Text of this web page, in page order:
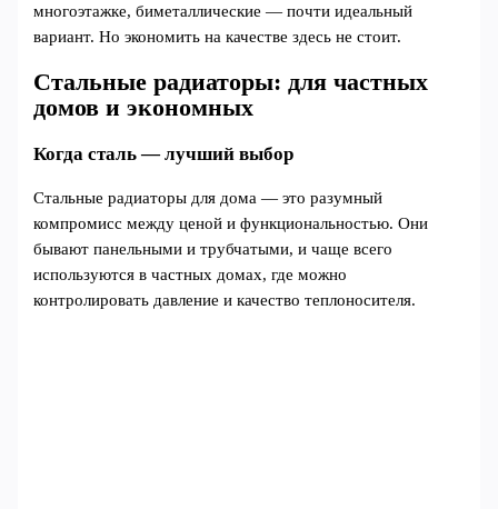
многоэтажке, биметаллические — почти идеальный
вариант. Но экономить на качестве здесь не стоит.
Стальные радиаторы: для частных
домов и экономных
Когда сталь — лучший выбор
Стальные радиаторы для дома — это разумный
компромисс между ценой и функциональностью. Они
бывают панельными и трубчатыми, и чаще всего
используются в частных домах, где можно
контролировать давление и качество теплоносителя.